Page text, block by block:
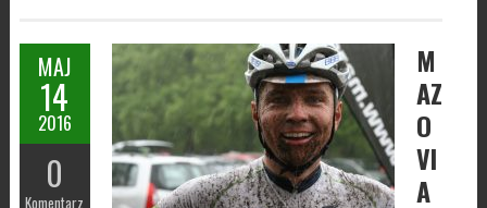
MAJ
14
2016
0
Komentarz
M
AZ
O
VI
A